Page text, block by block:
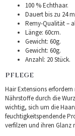
100 % Echthaar.
Dauert bis zu 24
Remy-Qualität –
Länge: 60cm.
Gewicht: 60g.
Gewicht: 60g.
Anzahl: 20 Stück.
PFLEGE
Hair Extensions
Nährstoffe durch die
wichtig, sich um die
feuchtigkeitspendende
verfilzen und ihren Glanz